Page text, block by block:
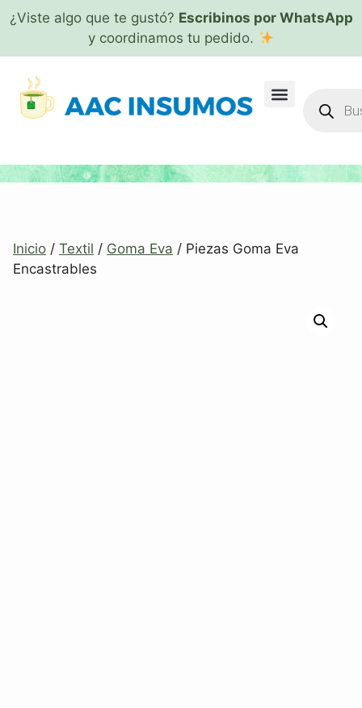
¿Viste algo que te gustó? Escribinos por WhatsApp
y coordinamos tu pedido.
Inicio / Textil / Goma Eva / Piezas Goma Eva
Encastrables